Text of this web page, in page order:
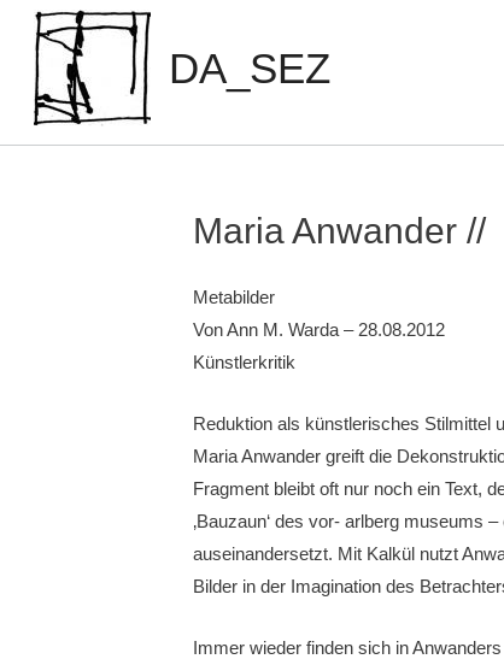
Inhalt
springen
DA_SEZ
Maria Anwander //
Metabilder
Von Ann M. Warda – 28.08.2012
Künstlerkritik
Reduktion als künstlerisches Stilmittel
Maria Anwander greift die
Fragment bleibt oft nur noch ein Text,
‚Bauzaun‘ des vor- arlberg museums
auseinandersetzt. Mit Kalkül nutzt
Bilder in der Imagination des
Immer wieder finden sich in